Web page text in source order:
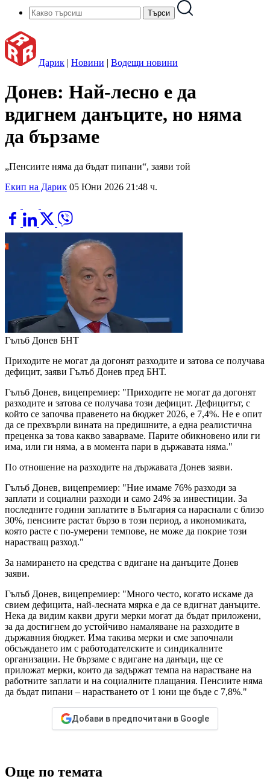
Дарик | Новини | Водещи новини
Донев: Най-лесно е да
вдигнем данъците, но няма
да бързаме
„Пенсиите няма да бъдат пипани“, заяви той
Екип на Дарик 05 Юни 2026 21:48 ч.
Гълъб Донев БНТ
Приходите не могат да догонят разходите и затова се получава
дефицит, заяви Гълъб Донев пред БНТ.
Гълъб Донев, вицепремиер: "Приходите не могат да догонят
разходите и затова се получава този дефицит. Дефицитът, с
който се започва правенето на бюджет 2026, е 7,4%. Не е опит
да се прехвърли вината на предишните, а една реалистична
преценка за това какво заварваме. Парите обикновено или ги
има, или ги няма, а в момента пари в държавата няма."
По отношение на разходите на държавата Донев заяви.
Гълъб Донев, вицепремиер: "Ние имаме 76% разходи за
заплати и социални разходи и само 24% за инвестиции. За
последните години заплатите в България са нараснали с близо
30%, пенсиите растат бързо в този период, а икономиката,
която расте с по-умерени темпове, не може да покрие този
нарастващ разход."
За намирането на средства с вдигане на данъците Донев
заяви.
Гълъб Донев, вицепремиер: "Много често, когато искаме да
свием дефицита, най-лесната мярка е да се вдигнат данъците.
Нека да видим какви други мерки могат да бъдат приложени,
за да достигнем до устойчиво намаляване на разходите в
държавния бюджет. Има такива мерки и сме започнали
обсъждането им с работодателските и синдикалните
организации. Не бързаме с вдигане на данъци, ще се
приложат мерки, които да задържат темпа на нарастване на
работните заплати и на социалните плащания. Пенсиите няма
да бъдат пипани – нарастването от 1 юни ще бъде с 7,8%."
Добави в предпочитани в Google
Още по темата